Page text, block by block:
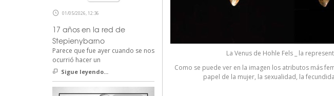
La Venus de Hohle Fels _ la
Como se puede ver en la imagen los atributos más
papel de la mujer, la sexualidad, la
01/05/2026, 12:36
17 años en la red de
Stepienybarno
Parece que fue ayer cuando se nos
ocurrió hacer un
Sigue leyendo...